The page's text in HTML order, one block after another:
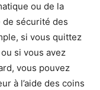
ou de la
sécurité des
si vous quittez
si vous avez
vous pouvez
à l’aide des coins